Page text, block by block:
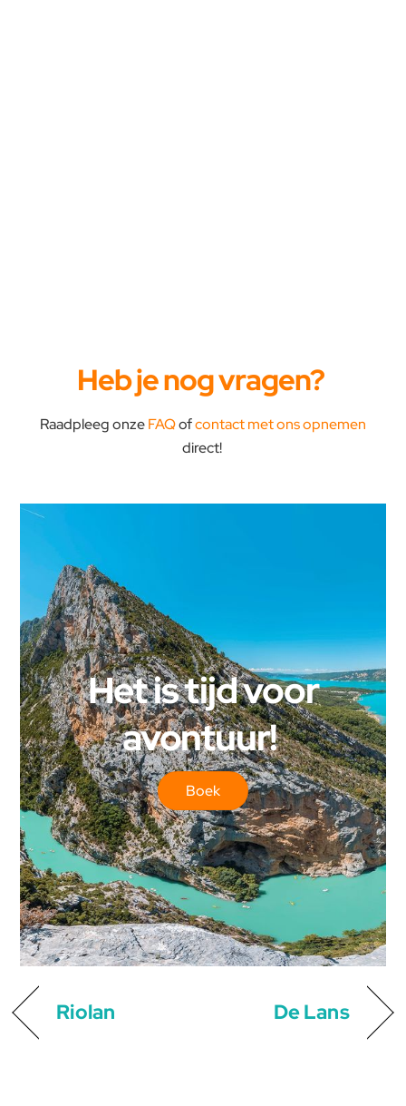
Heb je nog vragen?
Raadpleeg onzeFAQofcontact met ons opnemen
direct!
Het is tijd voor
avontuur!
Boek
Riolan De Lans